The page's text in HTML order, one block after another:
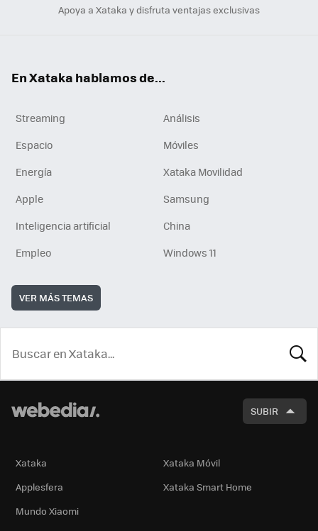
Apoya a Xataka y disfruta ventajas exclusivas
En Xataka hablamos de...
Streaming
Análisis
Espacio
Móviles
Energía
Xataka Movilidad
Apple
Samsung
Inteligencia artificial
China
Empleo
Windows 11
VER MÁS TEMAS
SUBIR
Xataka
Xataka Móvil
Applesfera
Xataka Smart Home
Mundo Xiaomi